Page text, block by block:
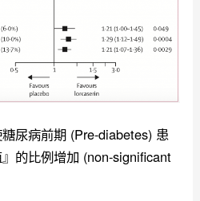
尿病前期 (Pre-diabetes) 患
的比例增加 (non-significant